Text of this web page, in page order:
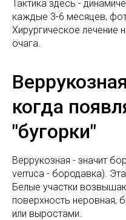
Тактика здесь -
каждые 3-6 месяцев,
Хирургическое лечение
очага.
когда
"бугорки"
Веррукозная - значит
verruca - бородавка).
Белые участки
поверхность неровная,
или выростами.